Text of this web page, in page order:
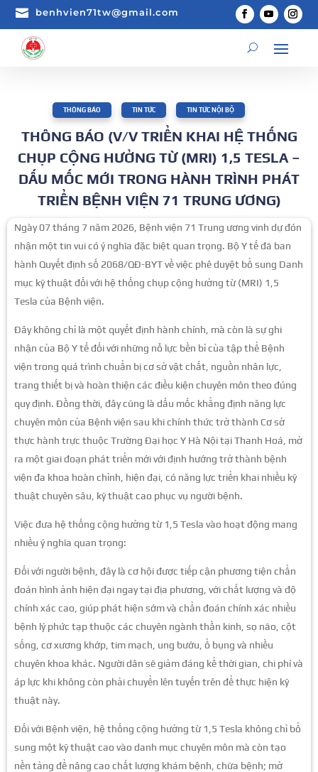
 benhvien71tw@gmail.com
THÔNG BÁO TIN TỨC TIN TỨC NỘI BỘ
THÔNG BÁO (V/V TRIỂN KHAI HỆ THỐNG
CHỤP CỘNG HƯỞNG TỪ (MRI) 1,5 TESLA –
DẤU MỐC MỚI TRONG HÀNH TRÌNH PHÁT
TRIỂN BỆNH VIỆN 71 TRUNG ƯƠNG)
Ngày 07 tháng 7 năm 2026, Bệnh viện 71 Trung ương vinh dự đón
nhận một tin vui có ý nghĩa đặc biệt quan trọng. Bộ Y tế đã ban
hành Quyết định số 2068/QĐ-BYT về việc phê duyệt bổ sung Danh
mục kỹ thuật đối với hệ thống chụp cộng hưởng từ (MRI) 1,5
Tesla của Bệnh viện.
Đây không chỉ là một quyết định hành chính, mà còn là sự ghi
nhận của Bộ Y tế đối với những nỗ lực bền bỉ của tập thể Bệnh
viện trong quá trình chuẩn bị cơ sở vật chất, nguồn nhân lực,
trang thiết bị và hoàn thiện các điều kiện chuyên môn theo đúng
quy định. Đồng thời, đây cũng là dấu mốc khẳng định năng lực
chuyên môn của Bệnh viện sau khi chính thức trở thành Cơ sở
thực hành trực thuộc Trường Đại học Y Hà Nội tại Thanh Hoá, mở
ra một giai đoạn phát triển mới với định hướng trở thành bệnh
viện đa khoa hoàn chỉnh, hiện đại, có năng lực triển khai nhiều kỹ
thuật chuyên sâu, kỹ thuật cao phục vụ người bệnh.
Việc đưa hệ thống cộng hưởng từ 1,5 Tesla vào hoạt động mang
nhiều ý nghĩa quan trọng:
Đối với người bệnh, đây là cơ hội được tiếp cận phương tiện chẩn
đoán hình ảnh hiện đại ngay tại địa phương, với chất lượng và độ
chính xác cao, giúp phát hiện sớm và chẩn đoán chính xác nhiều
bệnh lý phức tạp thuộc các chuyên ngành thần kinh, sọ não, cột
sống, cơ xương khớp, tim mạch, ung bướu, ổ bụng và nhiều
chuyên khoa khác. Người dân sẽ giảm đáng kể thời gian, chi phí và
áp lực khi không còn phải chuyển lên tuyến trên để thực hiện kỹ
thuật này.
Đối với Bệnh viện, hệ thống cộng hưởng từ 1,5 Tesla không chỉ bổ
sung một kỹ thuật cao vào danh mục chuyên môn mà còn tạo
nền tảng để nâng cao chất lượng khám bệnh, chữa bệnh; mở